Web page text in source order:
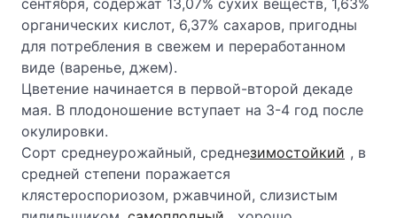
сентября, содержат 13,07% сухих веществ, 1,63%
органических кислот, 6,37% сахаров, пригодны
для потребления в свежем и переработанном
виде (варенье, джем).
Цветение начинается в первой-второй декаде
мая. В плодоношение вступает на 3-4 год после
окулировки.
Сорт среднеурожайный, среднезимостойкий , в
средней степени поражается
клястероспориозом, ржавчиной, слизистым